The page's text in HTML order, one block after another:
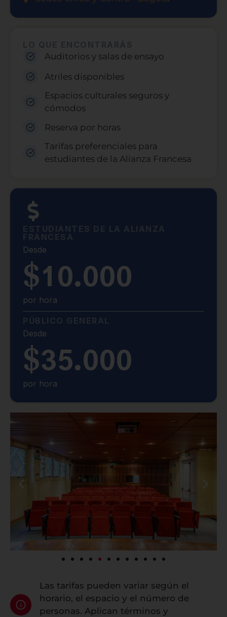
Auditorios y salas de ensayo
Atriles disponibles
Espacios culturales seguros y
cómodos
Reserva por horas
Tarifas preferenciales para
estudiantes de la Alianza Francesa
Desde
$10.000
por hora
Desde
$35.000
por hora
Las tarifas pueden variar según el
horario, el espacio y el número de
personas. Aplican términos y